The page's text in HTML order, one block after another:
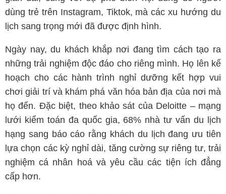
dùng trẻ trên Instagram, Tiktok, mà các xu hướng du
lịch sang trọng mới đã được định hình.
Ngày nay, du khách khắp nơi đang tìm cách tạo ra
những trải nghiệm độc đáo cho riêng mình. Họ lên kế
hoạch cho các hành trình nghỉ dưỡng kết hợp vui
chơi giải trí và khám phá văn hóa bản địa của nơi mà
họ đến. Đặc biệt, theo khảo sát của Deloitte – mạng
lưới kiểm toán đa quốc gia, 68% nhà tư vấn du lịch
hạng sang báo cáo rằng khách du lịch đang ưu tiên
lựa chọn các kỳ nghỉ dài, tăng cường sự riêng tư, trải
nghiệm cá nhân hoá và yêu cầu các tiện ích đẳng
cấp hơn.